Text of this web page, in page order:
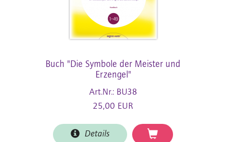
Buch "Die Symbole der Meister und
Erzengel"
Art.Nr.: BU38
25,00 EUR
Details